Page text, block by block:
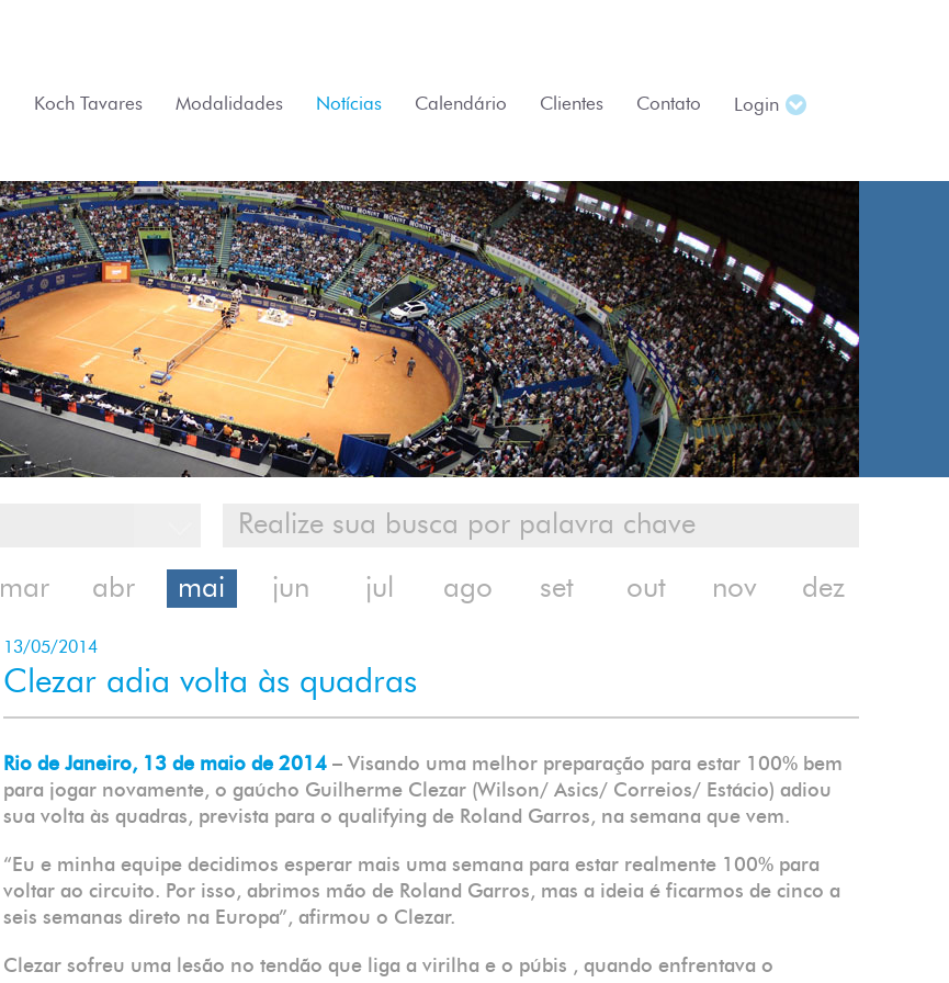
Koch Tavares Modalidades Notícias Calendário Clientes Contato Login
mar abr mai jun jul ago set out nov dez
13/05/2014
Clezar adia volta às quadras
Rio de Janeiro, 13 de maio de 2014 – Visando uma melhor preparação para estar 100% bem
para jogar novamente, o gaúcho Guilherme Clezar (Wilson/ Asics/ Correios/ Estácio) adiou
sua volta às quadras, prevista para o qualifying de Roland Garros, na semana que vem.
“Eu e minha equipe decidimos esperar mais uma semana para estar realmente 100% para
voltar ao circuito. Por isso, abrimos mão de Roland Garros, mas a ideia é ficarmos de cinco a
seis semanas direto na Europa”, afirmou o Clezar.
Clezar sofreu uma lesão no tendão que liga a virilha e o púbis , quando enfrentava o